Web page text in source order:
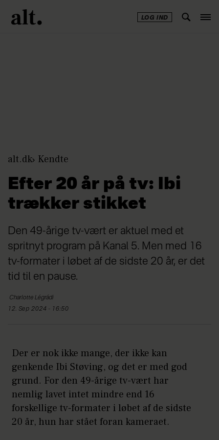
LOG IND
alt.dk Kendte
Efter 20 år på tv: Ibi
trækker stikket
Den 49-årige tv-vært er aktuel med et
spritnyt program på Kanal 5. Men med 16
tv-formater i løbet af de sidste 20 år, er det
tid til en pause.
Charlotte Légrádi
12. Sep 2024 - 16:50
Der er nok ikke mange, der ikke kan
genkende Ibi Støving, og det er med god
grund. For den 49-årige tv-vært har
nemlig lavet intet mindre end 16
forskellige tv-formater i løbet af de sidste
20 år, hun har stået foran kameraet.